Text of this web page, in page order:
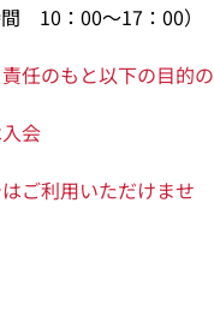
間 10：00～17：00）
任のもと以下の目的の
会
ご利用いただけませ